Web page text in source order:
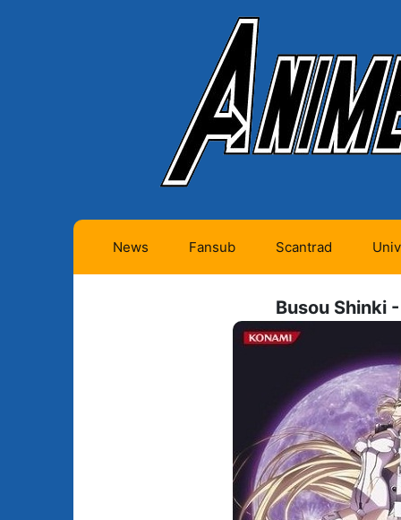
News Fansub
Animes en cours (1)
Animes licenciés
Animes abandonnés
Scantrad
Mangas en cours
(Privés) (4)
Mangas en cours
(Publics) (11)
Mangas terminés
(Privés) (132)
Mangas terminés
(Publics) (88)
Busou Shinki